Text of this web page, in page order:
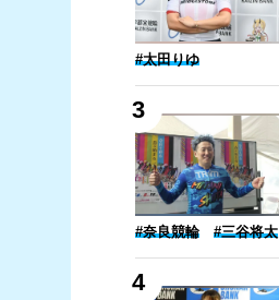
#太田りゆ
#奈良競輪 #三谷将太